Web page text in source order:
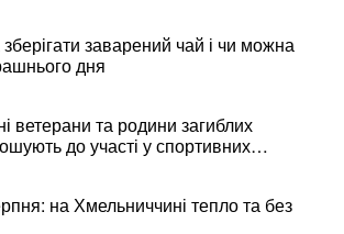
заварений чай і чи можна
дня
ветерани та родини загиблих
до участі у спортивних
на Хмельниччині тепло та без